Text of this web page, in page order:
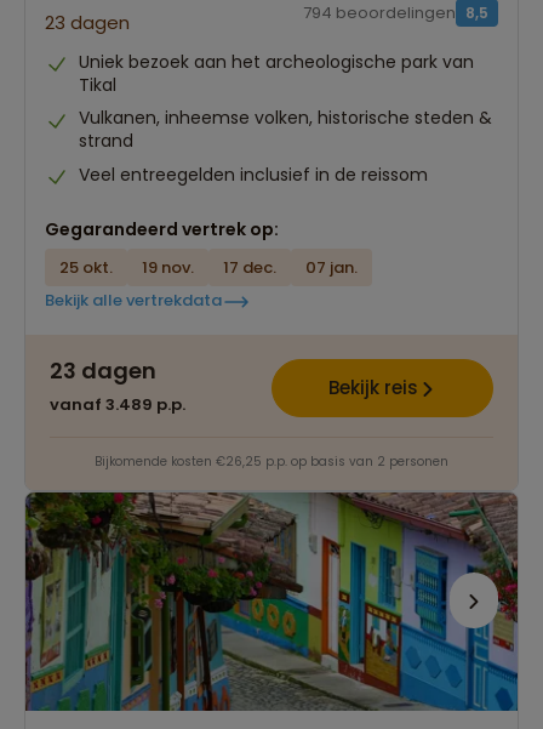
23 dagen 8,5
794 beoordelingen
Uniek bezoek aan het archeologische park van
Tikal
Vulkanen, inheemse volken, historische steden &
strand
Veel entreegelden inclusief in de reissom
Gegarandeerd vertrek op:
25 okt. 19 nov. 17 dec.
07 jan.
Bekijk alle vertrekdata
23 dagen
vanaf 3.489 p.p.
Bekijk reis
Bijkomende kosten €26,25 p.p. op basis van 2 personen